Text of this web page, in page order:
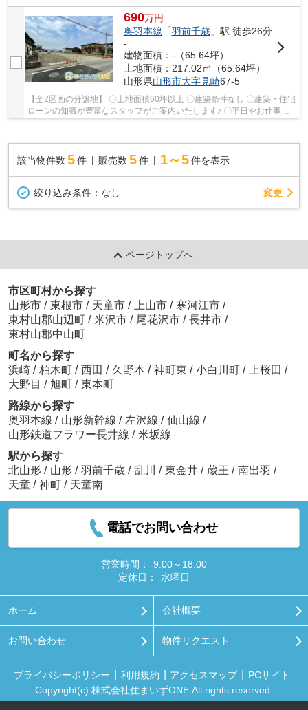
690万円
奥羽本線 「羽前千歳」駅 徒歩26分
-
建物面積：-（65.64坪）
土地面積：217.02㎡（65.64坪）
山形県山形市大字見崎67-5
【全2区画の分譲地】 〇土地面積60坪以上 〇建築条件なし 〇建築・住宅
ローンの知識が豊富なスタッフがご案内いたします♪ 〇平日やお仕事終
わりのご案内も可能です♪ ◯建築業者のご紹介...
該当物件数 5件 販売数 5 件 1～5 件を表示
絞り込み条件： なし 変更
ページトップへ
市区町村から探す
山形市 / 東根市 / 天童市 / 上山市 / 寒河江市 /
東村山郡山辺町 / 米沢市 / 尾花沢市 / 長井市 /
東村山郡中山町
町名から探す
浜崎 / 柏木町 / 西田 / 久野本 / 神町東 / 小白川町 / 上桜田 /
大野目 / 旭町 / 東本町
路線から探す
奥羽本線 / 山形新幹線 / 左沢線 / 仙山線 /
山形鉄道フラワー長井線 / 米坂線
駅から探す
北山形 / 山形 / 羽前千歳 / 乱川 / 東金井 / 蔵王 / 南出羽 /
天童 / 神町 / 天童南
電話でお問い合わせ
営業時間：
9:00～18:00
定休日：
水曜日
ホーム 会社概要
お問い合わせ 物件リクエスト
プライバシーポリシー 利用規約 アクセスマップ
PCサイト
Copyright(c) 株式会社住まいずONE All rights reserved.